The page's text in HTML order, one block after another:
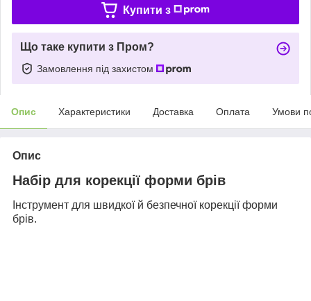
Купити з
Що таке купити з Пром?
Замовлення під захистом
Опис Характеристики Доставка Оплата Умови
Опис
Набір для корекції форми брів
Інструмент для швидкої й безпечної корекції форми
брів.